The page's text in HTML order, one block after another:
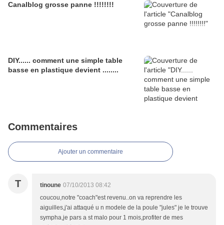
Canalblog grosse panne !!!!!!!!
DIY...... comment une simple table
basse en plastique devient ........
Commentaires
Ajouter un commentaire
T tinoune 07/10/2013 08:42
coucou,notre "coach"est revenu..on va reprendre les
aiguilles,j'ai attaqué u n modele de la poule "jules" je le trouve
sympha,je pars a st malo pour 1 mois,profiter de mes